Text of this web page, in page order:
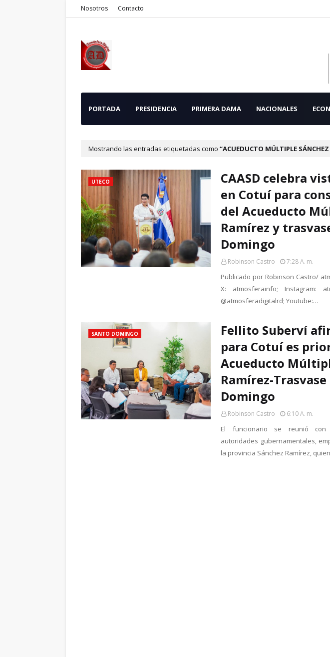
Nosotros Contacto
PORTADA PRESIDENCIA PRIMERA DAMA NACIONALES
Mostrando las entradas etiquetadas como ACUEDUCTO MÚLTIPLE
UTECO
CAASD celebra
en Cotuí para
del Acueducto
Ramírez y
Domingo
Robinson Castro 7:28 A. M.
Publicado por Robinson Castro/
X: atmosferainfo; Instagram:
@atmosferadigitalrd; Youtube:…
SANTO DOMINGO
Fellito Suberví
para Cotuí es
Acueducto
Ramírez-
Domingo
Robinson Castro 6:10 A. M.
El funcionario se reunió con
autoridades gubernamentales,
la provincia Sánchez Ramírez,